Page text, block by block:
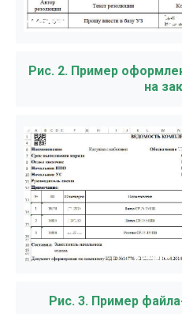
Рис. 2. Пример
на
Рис. 3. Пример